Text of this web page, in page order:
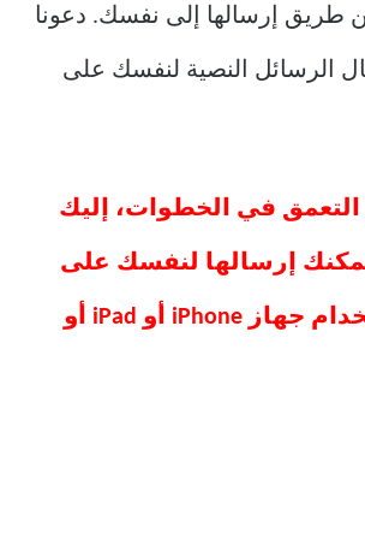
طريق إرسالها إلى نفسك. دعونا
الرسائل النصية لنفسك على
في الخطوات، إليك
يمكنك إرسالها لنفسك على
iMessage باستخدام جهاز iPhone أو iPad أو